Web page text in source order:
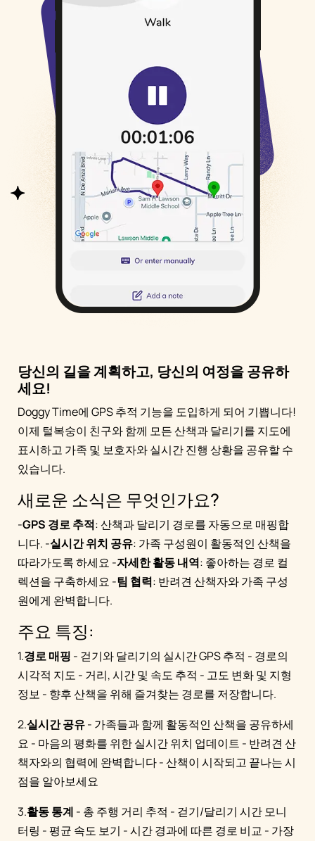
당신의 길을 계획하고, 당신의 여정을 공유하
세요!
Doggy Time에 GPS 추적 기능을 도입하게 되어 기쁩니다!
이제 털복숭이 친구와 함께 모든 산책과 달리기를 지도에
표시하고 가족 및 보호자와 실시간 진행 상황을 공유할 수
있습니다.
새로운 소식은 무엇인가요?
-GPS 경로 추적: 산책과 달리기 경로를 자동으로 매핑합
니다. -실시간 위치 공유: 가족 구성원이 활동적인 산책을
따라가도록 하세요 -자세한 활동 내역: 좋아하는 경로 컬
렉션을 구축하세요 -팀 협력: 반려견 산책자와 가족 구성
원에게 완벽합니다.
주요 특징:
1.경로 매핑 - 걷기와 달리기의 실시간 GPS 추적 - 경로의
시각적 지도 - 거리, 시간 및 속도 추적 - 고도 변화 및 지형
정보 - 향후 산책을 위해 즐겨찾는 경로를 저장합니다.
2.실시간 공유- 가족들과 함께 활동적인 산책을 공유하세
요 - 마음의 평화를 위한 실시간 위치 업데이트 - 반려견 산
책자와의 협력에 완벽합니다 - 산책이 시작되고 끝나는 시
점을 알아보세요
3.활동 통계 - 총 주행 거리 추적 - 걷기/달리기 시간 모니
터링 - 평균 속도 보기 - 시간 경과에 따른 경로 비교 - 가장